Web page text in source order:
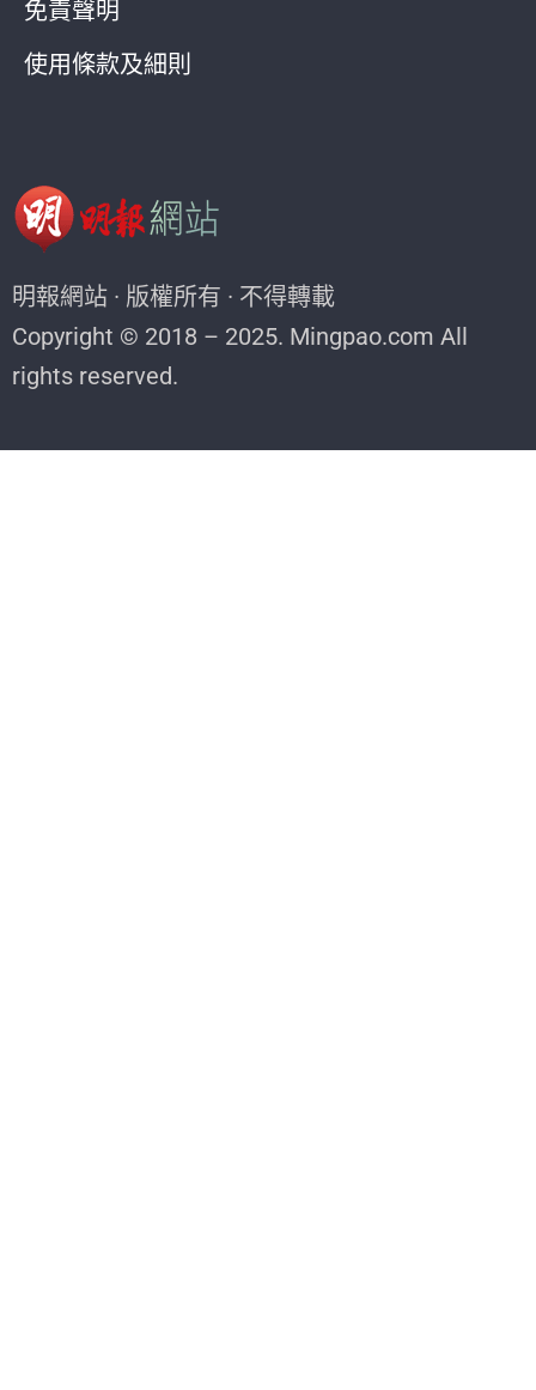
免責聲明
使用條款及細則
明報網站 · 版權所有 · 不得轉載
Copyright © 2018 – 2025. Mingpao.com All
rights reserved.